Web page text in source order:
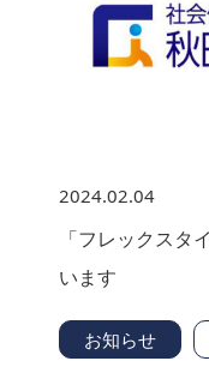
2024.02.04
「フレックスタ
います
お知らせ